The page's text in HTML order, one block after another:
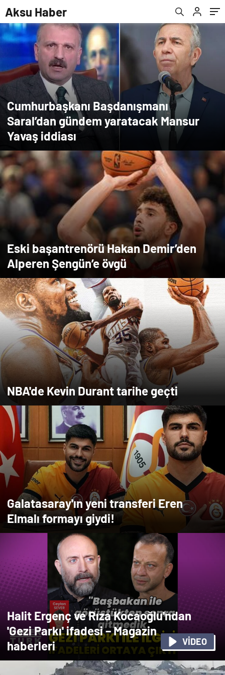
Aksu Haber
Cumhurbaşkanı Başdanışmanı
Saral’dan gündem yaratacak Mansur
Yavaş iddiası
Eski başantrenörü Hakan Demir’den
Alperen Şengün’e övgü
NBA'de Kevin Durant tarihe geçti
Galatasaray'ın yeni transferi Eren
Elmalı formayı giydi!
Halit Ergenç ve Rıza Kocaoğlu'ndan
'Gezi Parkı' ifadesi – Magazin
haberleri
VİDEO